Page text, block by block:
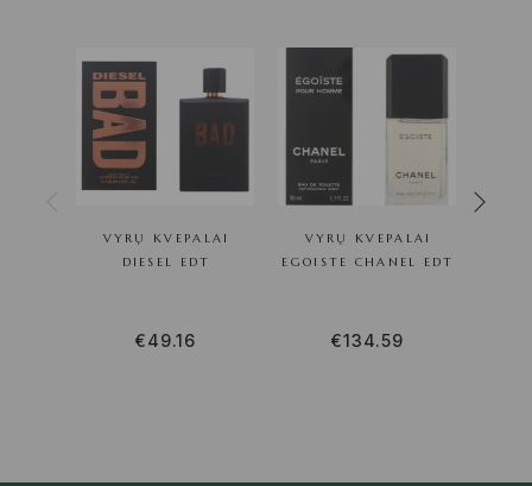
VYRŲ KVEPALAI
DIESEL EDT
€49.16
VYRŲ KVEPALAI
EGOISTE CHANEL EDT
€134.59